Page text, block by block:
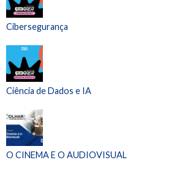
Cibersegurança
Ciência de Dados e IA
O CINEMA E O AUDIOVISUAL